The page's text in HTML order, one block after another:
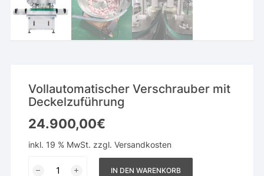
Vollautomatischer Verschrauber mit
Deckelzuführung
24.900,00€
inkl. 19 % MwSt. zzgl.Versandkosten
Vollautomatischer
IN DEN WARENKORB